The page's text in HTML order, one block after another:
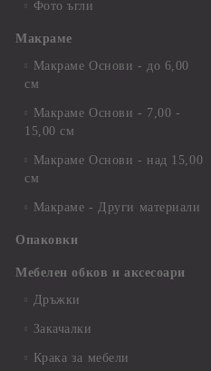
Фото ъгли
Макраме
Макраме Основи - до 6,00
см
Макраме Основи - 7,00 -
15,00 см
Макраме Основи - над 15,00
см
Макраме - Други материали
Опаковки
Мебелен обков и аксесоари
Дръжки
Закачалки
Крака за мебели